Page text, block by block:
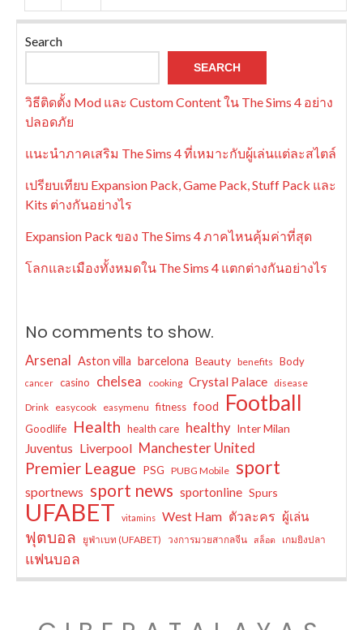
Search
SEARCH
วิธีติดตั้ง Mod และ Custom Content ใน The Sims 4 อย่าง
ปลอดภัย
แนะนำภาคเสริม The Sims 4 ที่เหมาะกับผู้เล่นแต่ละสไตล์
เปรียบเทียบ Expansion Pack, Game Pack, Stuff Pack และ
Kits ต่างกันอย่างไร
Expansion Pack ของ The Sims 4 ภาคไหนคุ้มค่าที่สุด
โลกและเมืองทั้งหมดใน The Sims 4 แตกต่างกันอย่างไร
No comments to show.
Arsenal Aston villa barcelona Beauty benefits Body
cancer casino chelsea cooking Crystal Palace disease
Drink easycook easymenu fitness food Football
Goodlife Health health care healthy Inter Milan
Juventus Liverpool Manchester United
Premier League PSG PUBG Mobile sport
sportnews sport news sportonline Spurs
UFABET vitamins West Ham ตัวละคร ผู้เล่น
ฟุตบอล ยูฟ่าเบท (UFABET) วงการมวยสากลจีน สล็อต เกมยิงปลา
แฟนบอล